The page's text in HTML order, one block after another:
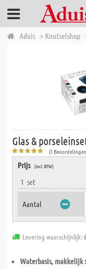
Aduis > Knutselshop
Glas &
(1
Prijs (incl. BTW)
1 set
Aantal
Levering waarschijnlijk:
Waterbasis, makkelijk